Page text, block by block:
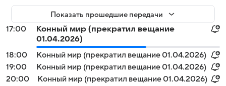
Показать прошедшие передачи
17:00
Конный мир (прекратил вещание
01.04.2026)
18:00
Конный мир (прекратил вещание 01.04.2026)
19:00
Конный мир (прекратил вещание 01.04.2026)
20:00
Конный мир (прекратил вещание 01.04.2026)